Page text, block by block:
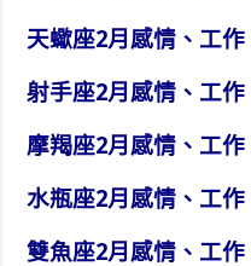
天蠍座2月感情、工
射手座2月感情、工
摩羯座2月感情、工
水瓶座2月感情、工
雙魚座2月感情、工